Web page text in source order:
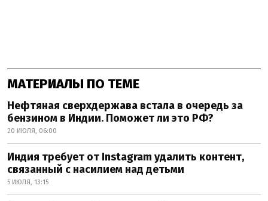
МАТЕРИАЛЫ ПО ТЕМЕ
Нефтяная сверхдержава встала в очередь за
бензином в Индии. Поможет ли это РФ?
20 ИЮЛЯ, 06:00
Индия требует от Instagram удалить контент,
связанный с насилием над детьми
5 ИЮЛЯ, 13:15